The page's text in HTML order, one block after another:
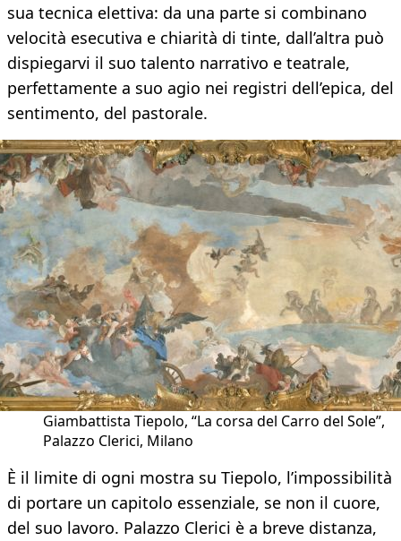
sua tecnica elettiva: da una parte si combinano
velocità esecutiva e chiarità di tinte, dall’altra può
dispiegarvi il suo talento narrativo e teatrale,
perfettamente a suo agio nei registri dell’epica, del
sentimento, del pastorale.
Giambattista Tiepolo, “La corsa del Carro del Sole”,
Palazzo Clerici, Milano
È il limite di ogni mostra su Tiepolo, l’impossibilità
di portare un capitolo essenziale, se non il cuore,
del suo lavoro. Palazzo Clerici è a breve distanza,